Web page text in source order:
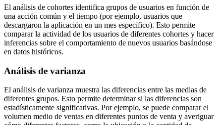
El análisis de cohortes identifica grupos de usuarios en función de
una acción común y el tiempo (por ejemplo, usuarios que
descargaron la aplicación en un mes específico). Esto permite
comparar la actividad de los usuarios de diferentes cohortes y hacer
inferencias sobre el comportamiento de nuevos usuarios basándose
en datos históricos.
Análisis de varianza
El análisis de varianza muestra las diferencias entre las medias de
diferentes grupos. Esto permite determinar si las diferencias son
estadísticamente significativas. Por ejemplo, se puede comparar el
volumen medio de ventas en diferentes puntos de venta y averiguar